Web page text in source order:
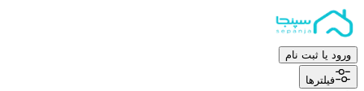
ورود یا ثبت نام
فیلترها